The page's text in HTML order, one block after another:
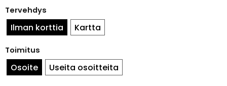
Tervehdys
Ilman korttia Kartta
Toimitus
Osoite Useita osoitteita